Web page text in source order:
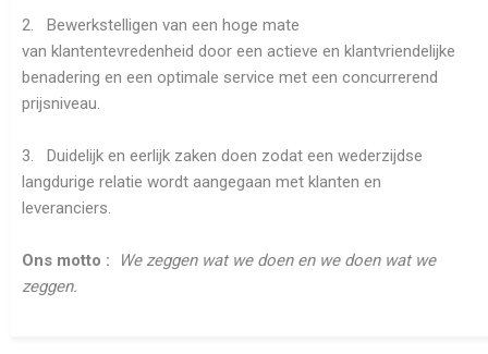
2. Bewerkstelligen van een hoge mate
van klantentevredenheid door een actieve en klantvriendelijke
benadering en een optimale service met een concurrerend
prijsniveau.
3. Duidelijk en eerlijk zaken doen zodat een wederzijdse
langdurige relatie wordt aangegaan met klanten en
leveranciers.
Ons motto :
We zeggen wat we doen en we doen wat we
zeggen.